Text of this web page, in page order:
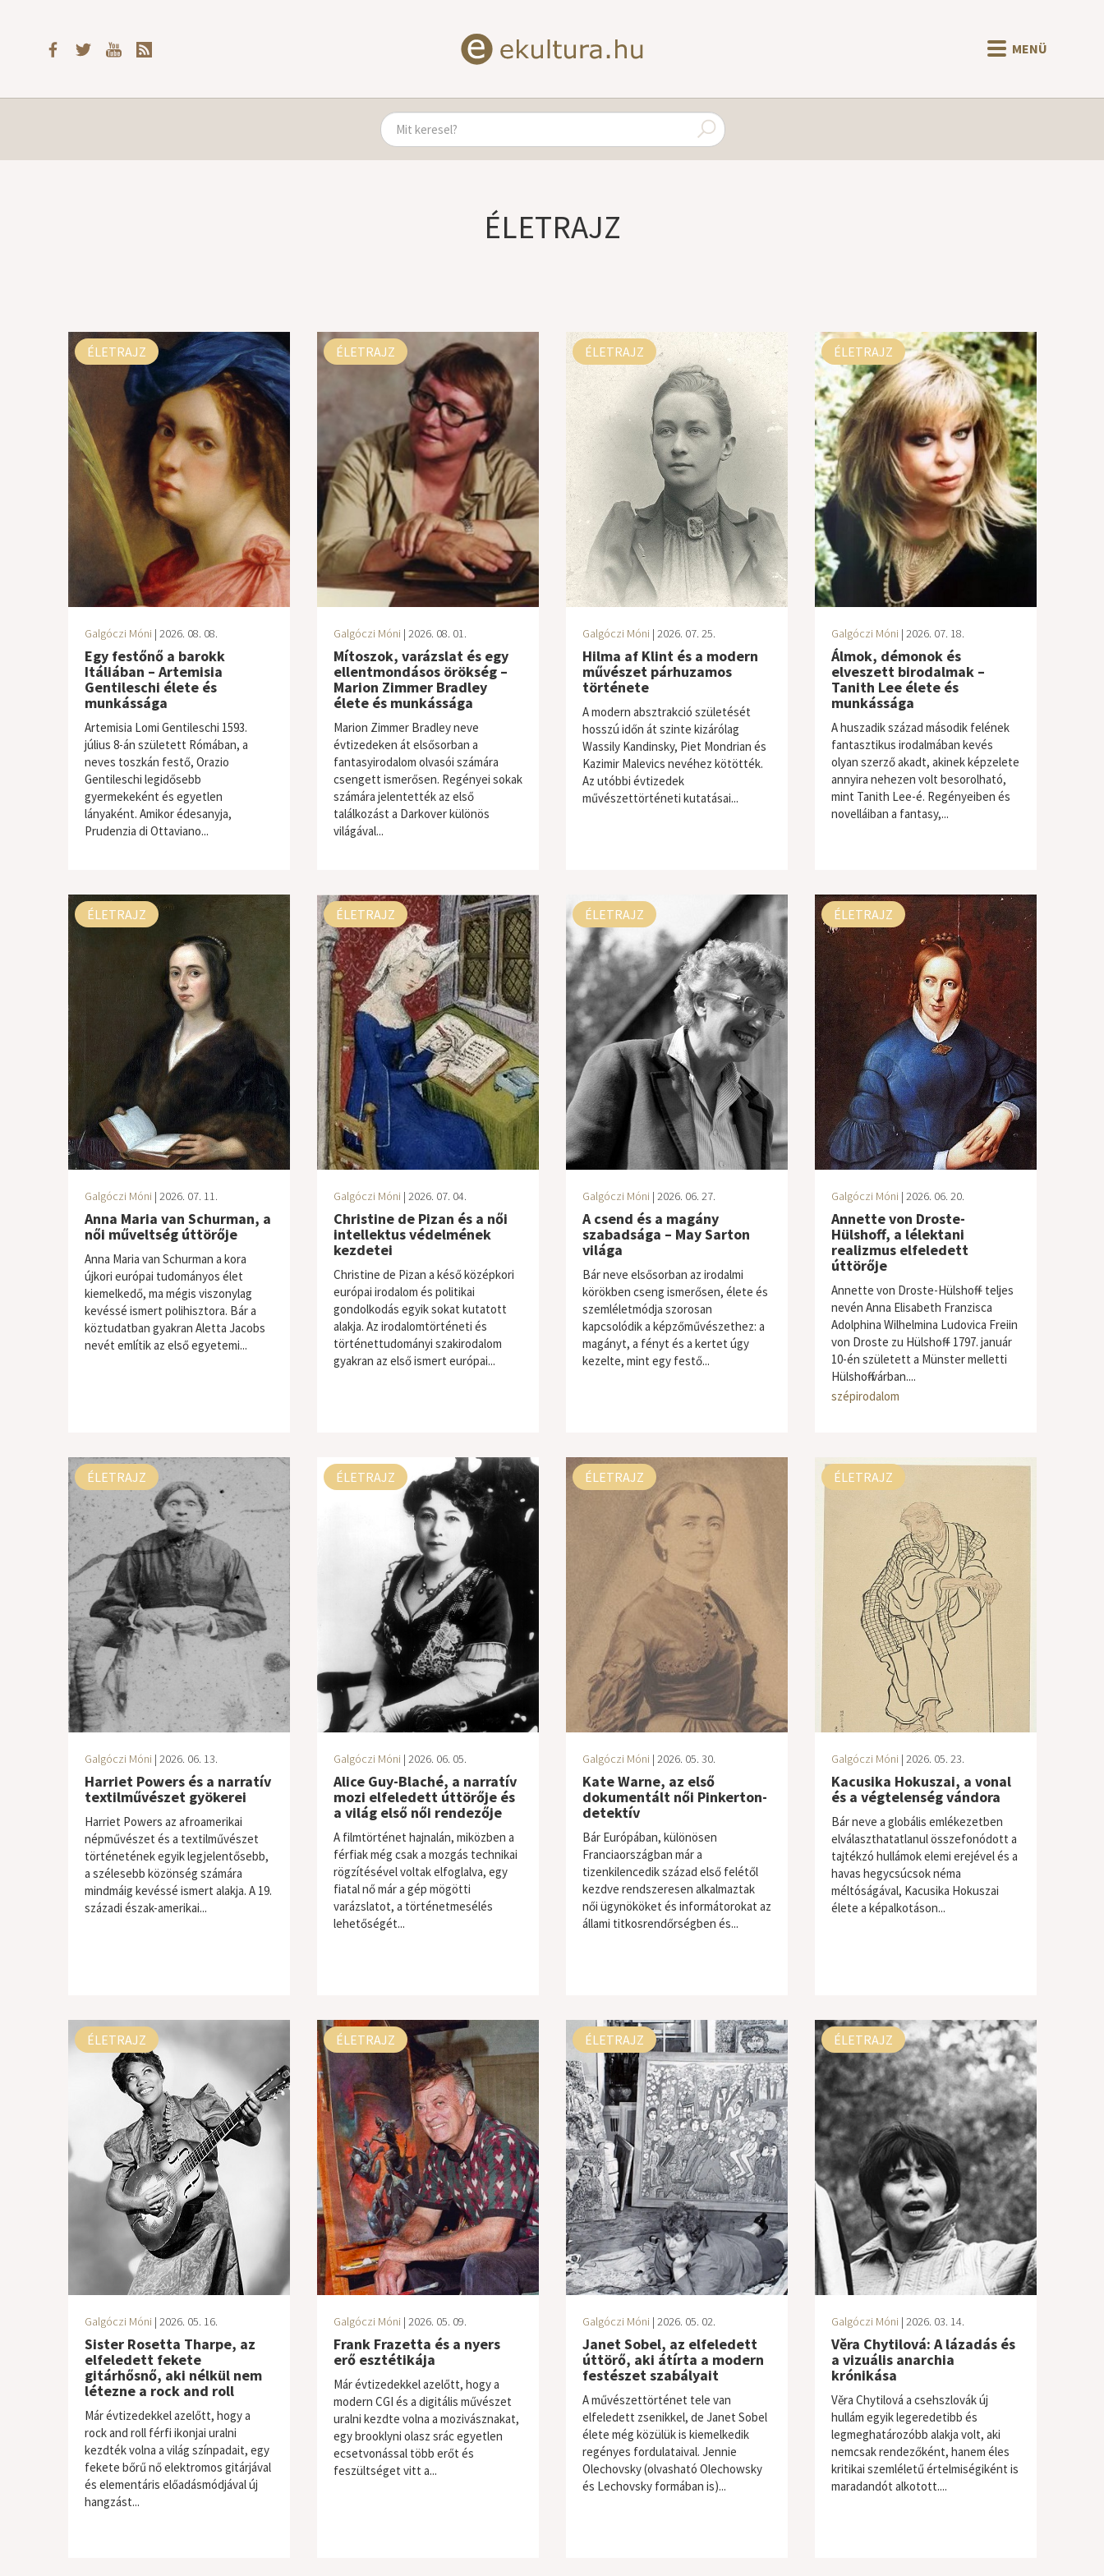
MENÜ
ÉLETRAJZ
ÉLETRAJZ
Galgóczi Móni | 2026. 08. 08.
Egy festőnő a barokk
Itáliában – Artemisia
Gentileschi élete és
munkássága
Artemisia Lomi Gentileschi 1593.
július 8-án született Rómában, a
neves toszkán festő, Orazio
Gentileschi legidősebb
gyermekeként és egyetlen
lányaként. Amikor édesanyja,
Prudenzia di Ottaviano...
ÉLETRAJZ
Galgóczi Móni | 2026. 08. 01.
Mítoszok, varázslat és egy
ellentmondásos örökség –
Marion Zimmer Bradley
élete és munkássága
Marion Zimmer Bradley neve
évtizedeken át elsősorban a
fantasyirodalom olvasói számára
csengett ismerősen. Regényei sokak
számára jelentették az első
találkozást a Darkover különös
világával...
ÉLETRAJZ
Galgóczi Móni | 2026. 07. 25.
Hilma af Klint és a modern
művészet párhuzamos
története
A modern absztrakció születését
hosszú időn át szinte kizárólag
Wassily Kandinsky, Piet Mondrian és
Kazimir Malevics nevéhez kötötték.
Az utóbbi évtizedek
művészettörténeti kutatásai...
ÉLETRAJZ
Galgóczi Móni | 2026. 07. 18.
Álmok, démonok és
elveszett birodalmak –
Tanith Lee élete és
munkássága
A huszadik század második felének
fantasztikus irodalmában kevés
olyan szerző akadt, akinek képzelete
annyira nehezen volt besorolható,
mint Tanith Lee-é. Regényeiben és
novelláiban a fantasy,...
ÉLETRAJZ
Galgóczi Móni | 2026. 07. 11.
Anna Maria van Schurman, a
női műveltség úttörője
Anna Maria van Schurman a kora
újkori európai tudományos élet
kiemelkedő, ma mégis viszonylag
kevéssé ismert polihisztora. Bár a
köztudatban gyakran Aletta Jacobs
nevét említik az első egyetemi...
ÉLETRAJZ
Galgóczi Móni | 2026. 07. 04.
Christine de Pizan és a női
intellektus védelmének
kezdetei
Christine de Pizan a késő középkori
európai irodalom és politikai
gondolkodás egyik sokat kutatott
alakja. Az irodalomtörténeti és
történettudományi szakirodalom
gyakran az első ismert európai...
ÉLETRAJZ
Galgóczi Móni | 2026. 06. 27.
A csend és a magány
szabadsága – May Sarton
világa
Bár neve elsősorban az irodalmi
körökben cseng ismerősen, élete és
szemléletmódja szorosan
kapcsolódik a képzőművészethez: a
magányt, a fényt és a kertet úgy
kezelte, mint egy festő...
ÉLETRAJZ
Galgóczi Móni | 2026. 06. 20.
Annette von Droste-
Hülshoff, a lélektani
realizmus elfeledett
úttörője
Annette von Droste-Hülshoff – teljes
nevén Anna Elisabeth Franzisca
Adolphina Wilhelmina Ludovica Freiin
von Droste zu Hülshoff – 1797. január
10-én született a Münster melletti
Hülshoff-várban....
szépirodalom
ÉLETRAJZ
Galgóczi Móni | 2026. 06. 13.
Harriet Powers és a narratív
textilművészet gyökerei
Harriet Powers az afroamerikai
népművészet és a textilművészet
történetének egyik legjelentősebb,
a szélesebb közönség számára
mindmáig kevéssé ismert alakja. A 19.
századi észak-amerikai...
ÉLETRAJZ
Galgóczi Móni | 2026. 06. 05.
Alice Guy-Blaché, a narratív
mozi elfeledett úttörője és
a világ első női rendezője
A filmtörténet hajnalán, miközben a
férfiak még csak a mozgás technikai
rögzítésével voltak elfoglalva, egy
fiatal nő már a gép mögötti
varázslatot, a történetmesélés
lehetőségét...
ÉLETRAJZ
Galgóczi Móni | 2026. 05. 30.
Kate Warne, az első
dokumentált női Pinkerton-
detektív
Bár Európában, különösen
Franciaországban már a
tizenkilencedik század első felétől
kezdve rendszeresen alkalmaztak
női ügynököket és informátorokat az
állami titkosrendőrségben és...
ÉLETRAJZ
Galgóczi Móni | 2026. 05. 23.
Kacusika Hokuszai, a vonal
és a végtelenség vándora
Bár neve a globális emlékezetben
elválaszthatatlanul összefonódott a
tajtékzó hullámok elemi erejével és a
havas hegycsúcsok néma
méltóságával, Kacusika Hokuszai
élete a képalkotáson...
ÉLETRAJZ
Galgóczi Móni | 2026. 05. 16.
Sister Rosetta Tharpe, az
elfeledett fekete
gitárhősnő, aki nélkül nem
létezne a rock and roll
Már évtizedekkel azelőtt, hogy a
rock and roll férfi ikonjai uralni
kezdték volna a világ színpadait, egy
fekete bőrű nő elektromos gitárjával
és elementáris előadásmódjával új
hangzást...
ÉLETRAJZ
Galgóczi Móni | 2026. 05. 09.
Frank Frazetta és a nyers
erő esztétikája
Már évtizedekkel azelőtt, hogy a
modern CGI és a digitális művészet
uralni kezdte volna a mozivásznakat,
egy brooklyni olasz srác egyetlen
ecsetvonással több erőt és
feszültséget vitt a...
ÉLETRAJZ
Galgóczi Móni | 2026. 05. 02.
Janet Sobel, az elfeledett
úttörő, aki átírta a modern
festészet szabályait
A művészettörténet tele van
elfeledett zsenikkel, de Janet Sobel
élete még közülük is kiemelkedik
regényes fordulataival. Jennie
Olechovsky (olvasható Olechowsky
és Lechovsky formában is)...
ÉLETRAJZ
Galgóczi Móni | 2026. 03. 14.
Věra Chytilová: A lázadás és
a vizuális anarchia
krónikása
Věra Chytilová a csehszlovák új
hullám egyik legeredetibb és
legmeghatározóbb alakja volt, aki
nemcsak rendezőként, hanem éles
kritikai szemléletű értelmiségiként is
maradandót alkotott....